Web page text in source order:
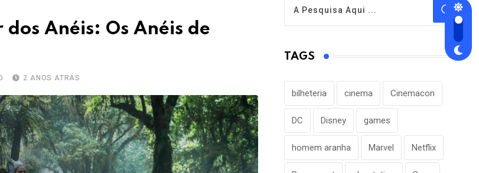
Anéis: Os Anéis de
2 ANOS ATRÁS
TAGS
bilheteria cinema Cinemacon
DC Disney games
homem aranha Marvel Netflix